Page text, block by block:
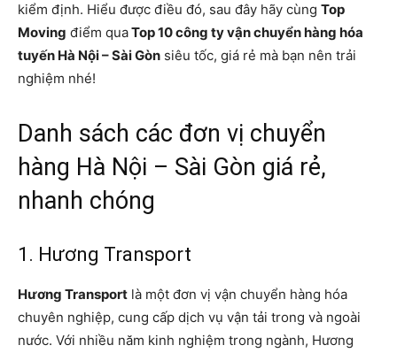
kiểm định. Hiểu được điều đó, sau đây hãy cùng Top
Moving điểm quaTop 10 công ty vận chuyển hàng hóa
tuyến Hà Nội – Sài Gòn siêu tốc, giá rẻ mà bạn nên trải
nghiệm nhé!
Danh sách các đơn vị chuyển
hàng Hà Nội – Sài Gòn giá rẻ,
nhanh chóng
1. Hương Transport
Hương Transport là một đơn vị vận chuyển hàng hóa
chuyên nghiệp, cung cấp dịch vụ vận tải trong và ngoài
nước. Với nhiều năm kinh nghiệm trong ngành, Hương